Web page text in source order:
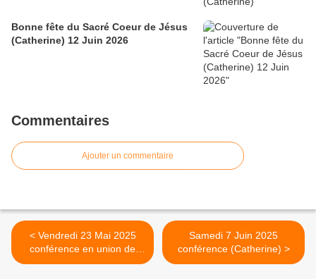
Bonne fête du Sacré Coeur de Jésus
(Catherine) 12 Juin 2026
Commentaires
Ajouter un commentaire
< Vendredi 23 Mai 2025
conférence en union de
prière (Catherine)
Samedi 7 Juin 2025
conférence (Catherine) >